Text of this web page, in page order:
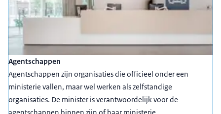
Agentschappen
Agentschappen zijn organisaties die officieel onder een
ministerie vallen, maar wel werken als zelfstandige
organisaties. De minister is verantwoordelijk voor de
agentschappen binnen zijn of haar ministerie.